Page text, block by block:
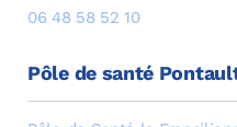
06 48 58 52 10
Pôle de santé